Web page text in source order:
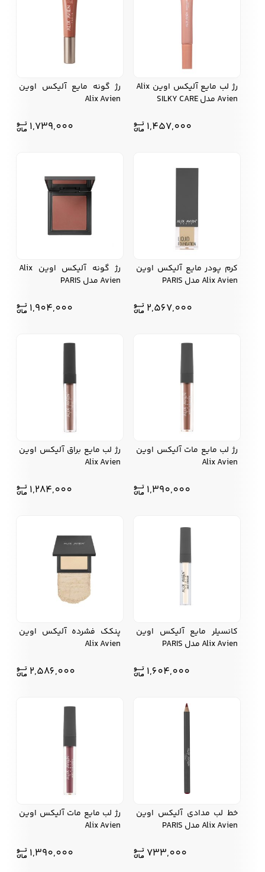
رژ لب مایع آلیکس اوین Alix
Avien مدل SILKY CARE
1,457,000
رژ گونه مایع آلیکس اوین
Alix Avien
1,739,000
کرم پودر مایع آلیکس اوین
Alix Avien مدل PARIS
2,567,000
رژ گونه آلیکس اوین Alix
Avien مدل PARIS
1,904,000
رژ لب مایع مات آلیکس اوین
Alix Avien
1,390,000
رژ لب مایع براق آلیکس اوین
Alix Avien
1,284,000
کانسیلر مایع آلیکس اوین
Alix Avien مدل PARIS
1,604,000
پنکک فشرده آلیکس اوین
Alix Avien
2,586,000
خط لب مدادی آلیکس اوین
Alix Avien مدل PARIS
733,000
رژ لب مایع مات آلیکس اوین
Alix Avien
1,390,000